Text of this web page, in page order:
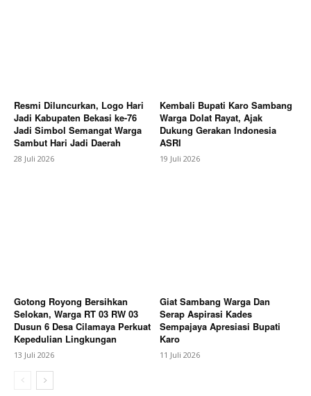
Resmi Diluncurkan, Logo Hari
Jadi Kabupaten Bekasi ke-76
Jadi Simbol Semangat Warga
Sambut Hari Jadi Daerah
28 Juli 2026
Kembali Bupati Karo Sambang
Warga Dolat Rayat, Ajak
Dukung Gerakan Indonesia
ASRI
19 Juli 2026
Gotong Royong Bersihkan
Selokan, Warga RT 03 RW 03
Dusun 6 Desa Cilamaya Perkuat
Kepedulian Lingkungan
13 Juli 2026
Giat Sambang Warga Dan
Serap Aspirasi Kades
Sempajaya Apresiasi Bupati
Karo
11 Juli 2026